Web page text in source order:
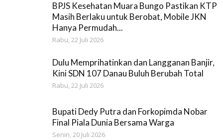
BPJS Kesehatan Muara Bungo Pastikan KTP
Masih Berlaku untuk Berobat, Mobile JKN
Hanya Permudah...
Rabu, 22 Juli 2026
Dulu Memprihatinkan dan Langganan Banjir,
Kini SDN 107 Danau Buluh Berubah Total
Rabu, 22 Juli 2026
Bupati Dedy Putra dan Forkopimda Nobar
Final Piala Dunia Bersama Warga
Senin, 20 Juli 2026